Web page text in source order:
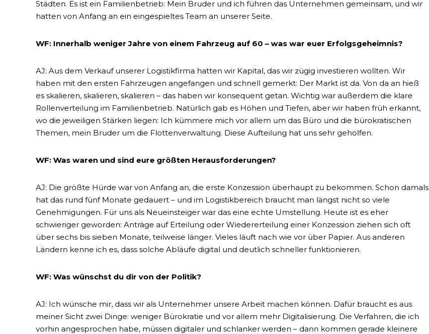
Städten. Es ist ein Familienbetrieb: Mein Bruder und ich führen das Unternehmen gemeinsam, und wir
hatten von Anfang an ein eingespieltes Team an unserer Seite.
WF: Innerhalb weniger Jahre von einem Fahrzeug auf 60 – was war euer Erfolgsgeheimnis?
AJ: Aus dem Verkauf unserer Logistikfirma hatten wir Kapital, das wir zügig investieren wollten. Wir
haben mit den ersten Fahrzeugen angefangen und schnell gemerkt: Der Markt ist da. Von da an hieß
es skalieren, skalieren, skalieren – das haben wir konsequent getan. Wichtig war außerdem die klare
Rollenverteilung im Familienbetrieb. Natürlich gab es Höhen und Tiefen, aber wir haben früh erkannt,
wo die jeweiligen Stärken liegen: Ich kümmere mich vor allem um das Büro und die bürokratischen
Themen, mein Bruder um die Flottenverwaltung. Diese Aufteilung hat uns sehr geholfen.
WF: Was waren und sind eure größten Herausforderungen?
AJ: Die größte Hürde war von Anfang an, die erste Konzession überhaupt zu bekommen. Schon damals
hat das rund fünf Monate gedauert – und im Logistikbereich braucht man längst nicht so viele
Genehmigungen. Für uns als Neueinsteiger war das eine echte Umstellung. Heute ist es eher
schwieriger geworden: Anträge auf Erteilung oder Wiedererteilung einer Konzession ziehen sich oft
über sechs bis sieben Monate, teilweise länger. Vieles läuft nach wie vor über Papier. Aus anderen
Ländern kenne ich es, dass solche Abläufe digital und deutlich schneller funktionieren.
WF: Was wünschst du dir von der Politik?
AJ: Ich wünsche mir, dass wir als Unternehmer unsere Arbeit machen können. Dafür braucht es aus
meiner Sicht zwei Dinge: weniger Bürokratie und vor allem mehr Digitalisierung. Die Verfahren, die ich
vorhin angesprochen habe, müssen digitaler und schlanker werden – dann kommen gerade kleinere